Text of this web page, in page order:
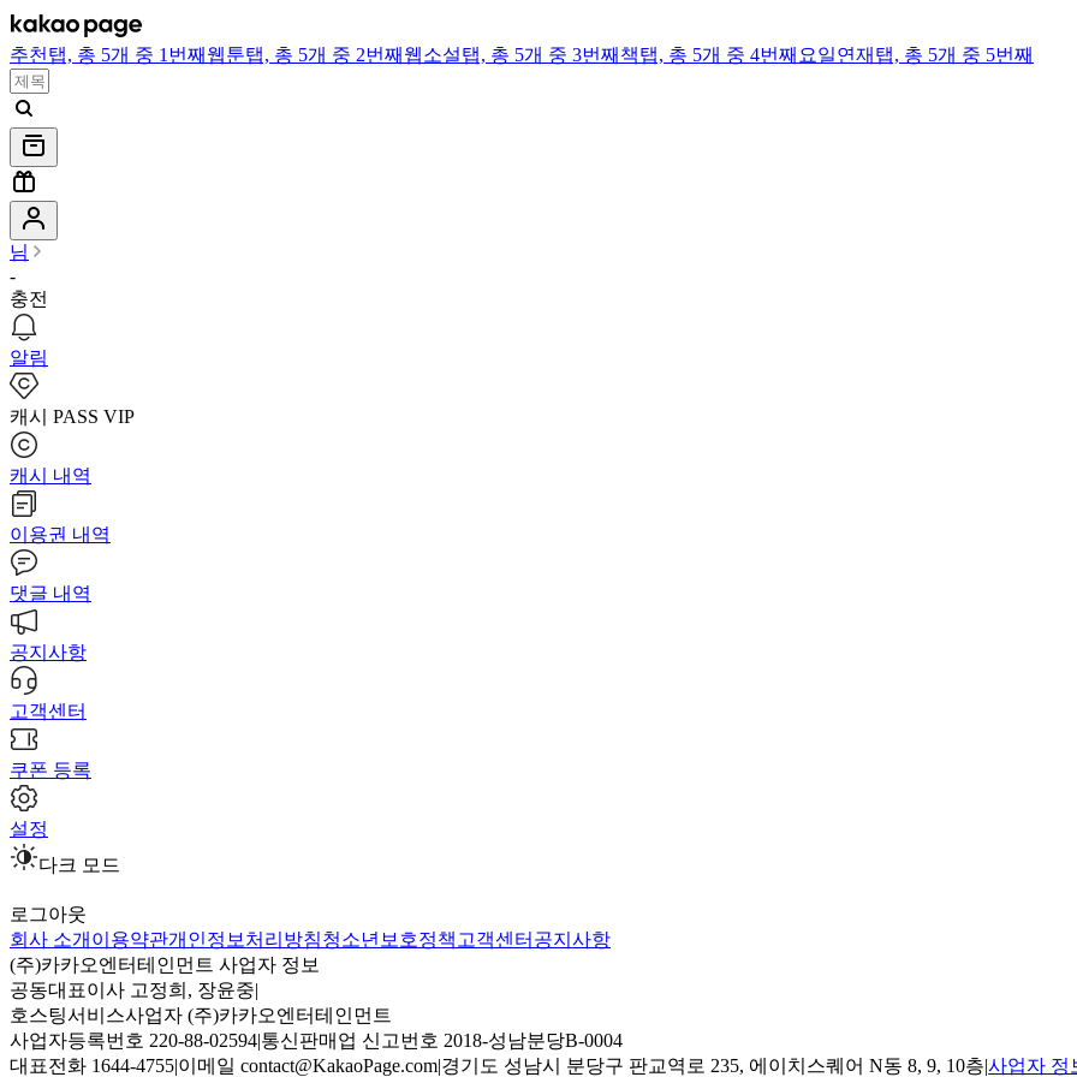
추천 탭, 총 5개 중 1번째 웹툰탭, 총 5개 중 2번째 웹소설탭, 총 5개 중 3번째 책탭, 총 5개 중 4번째 요일연재 탭, 총 5개 중 5번째
님
-
충전
알림
캐시 PASS VIP
캐시 내역
이용권 내역
댓글 내역
공지사항
고객센터
쿠폰 등록
설정
다크 모드
로그아웃
회사 소개 이용약관개인정보처리방침청소년보호정책 고객센터 공지사항
(주)카카오엔터테인먼트 사업자 정보
공동대표이사 고정희, 장윤중|
호스팅서비스사업자 (주)카카오엔터테인먼트
사업자등록번호 220-88-02594|통신판매업 신고번호 2018-성남분당B-0004
대표전화 1644-4755|이메일 contact@KakaoPage.com|경기도 성남시 분당구 판교역로 235, 에이치스퀘어 N동 8, 9, 10층|사업자 정